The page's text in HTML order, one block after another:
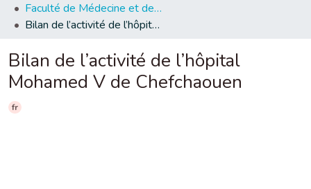
Faculté de Médecine et de Pharmacie - Rabat
Bilan de l’activité de l’hôpital Mohamed V de Chefchaouen
Bilan de l’activité de l’hôpital
Mohamed V de Chefchaouen
fr